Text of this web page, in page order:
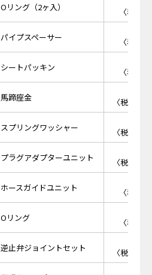
Oリング（2ヶ入）
〈税抜
パイプスペーサー
〈税抜
シートパッキン
〈税抜
馬蹄座金
〈税抜価
スプリングワッシャー
〈税抜価
プラグアダプターユニット
〈税抜価
ホースガイドユニット
〈税抜
Oリング
〈税抜
逆止弁ジョイントセット
〈税抜価